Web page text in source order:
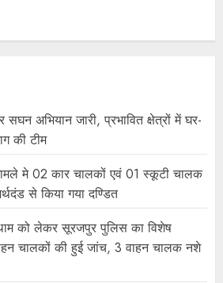
अभियान जारी, प्रभावित क्षेत्रों में घर-
की टीम
मे 02 कार चालकों एवं 01 स्कूटी चालक
से किया गया दण्डित
को लेकर सूरजपुर पुलिस का विशेष
चालकों की हुई जांच, 3 वाहन चालक नशे